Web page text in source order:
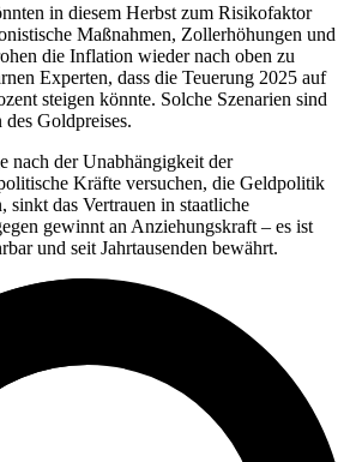
in diesem Herbst zum Risikofaktor
Maßnahmen, Zollerhöhungen und
die Inflation wieder nach oben zu
Experten, dass die Teuerung 2025 auf
steigen könnte. Solche Szenarien sind
Goldpreises.
nach der Unabhängigkeit der
Kräfte versuchen, die Geldpolitik
sinkt das Vertrauen in staatliche
gewinnt an Anziehungskraft – es ist
und seit Jahrtausenden bewährt.